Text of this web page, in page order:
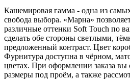
Кашемировая гамма - одна из
свобода выбора. «Марна»
различные оттенки Soft Touch по
сделать обе стороны светлыми,
предложенный контраст. Цвет
Фурнитура доступна в чёрном,
цветах. При оформлении заказа вы
размеры под проём, а также